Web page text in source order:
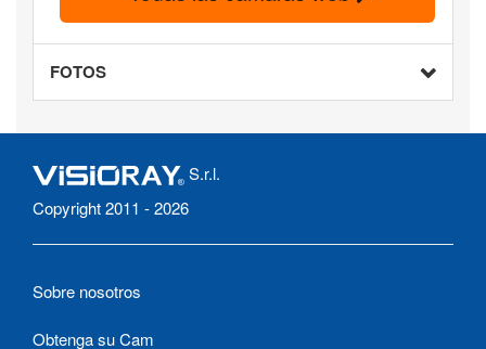
FOTOS
S.r.l.
Copyright 2011 - 2026
Sobre nosotros
Obtenga su Cam